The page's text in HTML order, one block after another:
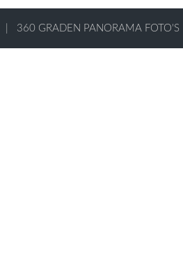
360 GRADEN PANORAMA FOTO'S